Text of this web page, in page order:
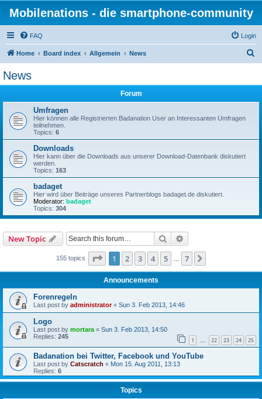
Mobilenations - die smartphone-community
FAQ Login
Home Board index Allgemein News
News
Forum
Umfragen
Hier können alle Registrierten Badanation User an Interessanten Umfragen
teilnehmen.
Topics: 6
Downloads
Hier kann über die Downloads aus unserer Download-Datenbank diskutiert
werden.
Topics: 163
badaget
Hier wird über Beiträge unseres Partnerblogs badaget.de diskutiert.
Moderator: badaget
Topics: 304
New Topic Search
155 topics Page 1of 7
1 2 3 4 5 7
Announcements
Forenregeln
Last post by administrator« Sun 3. Feb 2013, 14:46
Logo
Last post by mortara « Sun 3. Feb 2013, 14:50
Replies: 245 1 … 22 23 24 25
Badanation bei Twitter, Facebook und YouTube
Last post by Catscratch « Mon 15. Aug 2011, 13:13
Replies: 6
Topics